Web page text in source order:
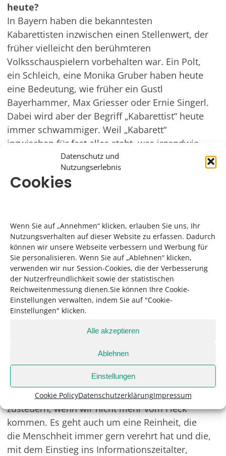
Datenschutz und
Nutzungserlebnis
Cookies
Wenn Sie auf „Annehmen“ klicken, erlauben Sie uns, Ihr
Nutzungsverhalten auf dieser Website zu erfassen. Dadurch
können wir unsere Webseite verbessern und Werbung für
Sie personalisieren. Wenn Sie auf „Ablehnen“ klicken,
verwenden wir nur Session-Cookies, die der Verbesserung
der Nutzerfreundlichkeit sowie der statistischen
Reichweitenmessung dienen.Sie können Ihre Cookie-
Einstellungen verwalten, indem Sie auf "Cookie-
Einstellungen" klicken.
Alle akzeptieren
Ablehnen
Einstellungen
Cookie PolicyDatenschutzerklärungImpressum
heute?
In Bayern haben die bekanntesten
Kabarettisten inzwischen einen Stellenwert, der
früher vielleicht den berühmteren
Volksschauspielern vorbehalten war. Ein Polt,
ein Schleich, eine Monika Gruber haben heute
eine Bedeutung, wie früher ein Gustl
Bayerhammer, Max Griesser oder Ernie Singerl.
Dabei wird aber der Begriff „Kabarettist“ heute
immer schwammiger. Weil „Kabarett“
inzwischen für fast alles steht, was irgendwie
lustig ist. Denn meistens wird dann etwas
geboten, das ich eher mit „komödiantischer
Folklore“ überschreiben würde.
„komödiantischer Folklore“?
Bei der komödiantischen Folklore rammt die
Zuschauerin ihrer Nachbarin den Ellenbogen
begeistert in die Seite und sagt: „Genau, wie
mei Mo dahoam!“ Beim Kabarett rammt die
Zuschauerin ihrem Mann den Ellenbogen
begeistert in die Seite und sagt: „Das tät der
Nachbarin aber nicht gefallen!“
Was dürfen wir uns unter diesem Titel
vorstellen?
Es geht mir schon um die Helligkeit, das Licht,
auf das wir ja bekanntlich spätestens dann
zusteuern, wenn wir nicht mehr vom Fleck
kommen. Es geht auch um eine Reinheit, die
die Menschheit immer gern verehrt hat und die,
mit dem Einstieg ins Informationszeitalter,